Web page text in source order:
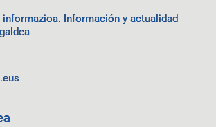
Información y actualidad